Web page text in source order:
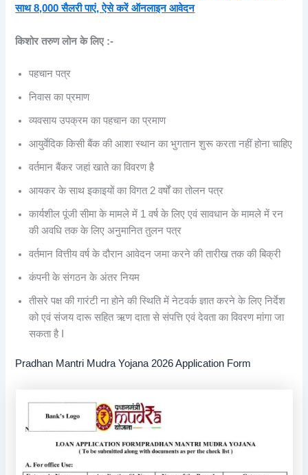
साथ 8,000 सैलरी पाएं, ऐसे करें ऑनलाइन आवेदन
किशोर तरुण लोन के लिए :-
पहचान पत्र
निवास का प्रमाण
व्यवसाय उपक्रम का पहचान का प्रमाण
आयुर्वेदिक किसी बैंक की आशा स्थान का भुगतान शुरू करता नहीं होना चाहिए
वर्तमान बैंकर जहां खाते का विवरण है
आयकर के साथ इकाइयों का विगत 2 वर्षों का तोलन पत्र
कार्यशील पूंजी सीमा के मामले में 1 वर्ष के लिए एवं सावधान के मामले में रन
की अवधि तक के लिए अनुमानित तुलन पत्र
वर्तमान वित्तीय वर्ष के दौरान आवेदन जमा करने की तारीख तक की बिक्री
कंपनी के संगठन के अंतर नियम
तीसरे पक्ष की गारंटी ना होने की स्थिति में नेटवर्क ज्ञात करने के लिए निर्देश
को एवं संजय दारू सहित ऋण दाता से संपत्ति एवं देवता का विवरण मांगा जा
सकता है I
Pradhan Mantri Mudra Yojana 2026 Application Form